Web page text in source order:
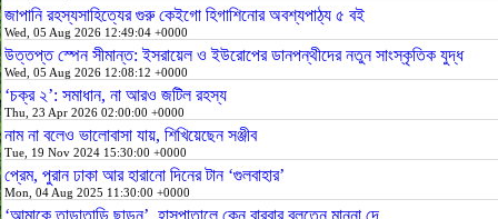
জাপানি রহস্যসাহিত্যের গুরু কেইগো হিগাশিনোর অবশ্যপাঠ্য ৫ বই
Wed, 05 Aug 2026 12:49:04 +0000
উত্তপ্ত স্পেন সীমান্ত: ইসরায়েল ও ইউরোপের ডানপন্থীদের নতুন সাংস্কৃতিক যুদ্ধ
Wed, 05 Aug 2026 12:08:12 +0000
‘চক্র ২’: সমাধান, না আরও জটিল রহস্য
Thu, 23 Apr 2026 02:00:00 +0000
নাম না বলেও ভালোবাসা যায়, শিখিয়েছেন সঞ্জীব
Tue, 19 Nov 2024 15:30:00 +0000
প্রেম, পুরান ঢাকা আর হারানো দিনের টান ‘গুলবাহার’
Mon, 04 Aug 2025 11:30:00 +0000
‘আমাকে তাড়াতাড়ি ছাড়ুন’, হাসপাতালে কেন বারবার বলতেন মান্না দে